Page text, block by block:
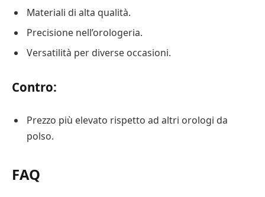
Materiali di alta qualità.
Precisione nell’orologeria.
Versatilità per diverse occasioni.
Contro:
Prezzo più elevato rispetto ad altri orologi da
polso.
FAQ